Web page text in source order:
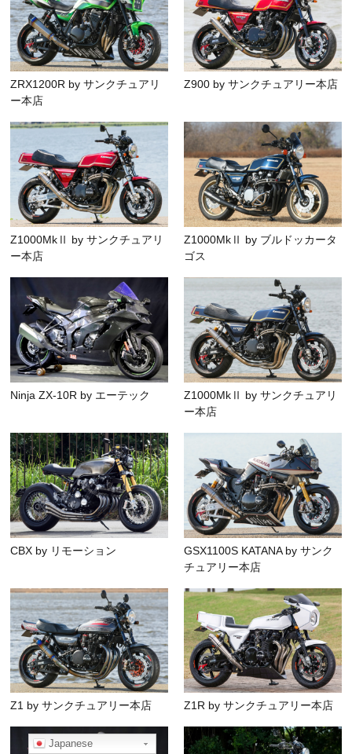
ZRX1200R by サンクチュアリ
ー本店
Z900 by サンクチュアリー本店
Z1000MkⅡ by サンクチュアリ
ー本店
Z1000MkⅡ by ブルドッカータ
ゴス
Ninja ZX-10R by エーテック
Z1000MkⅡ by サンクチュアリ
ー本店
CBX by リモーション
GSX1100S KATANA by サンク
チュアリー本店
Z1 by サンクチュアリー本店 Z1R by サンクチュアリー本店
Japanese